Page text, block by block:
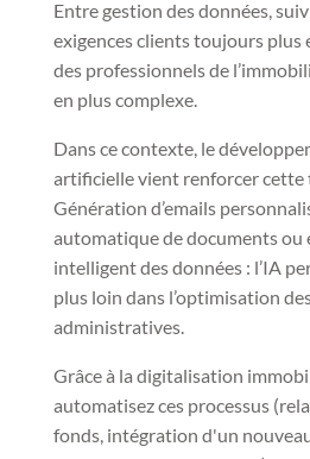
Entre gestion des données,
exigences clients toujours plus
des professionnels de
en plus complexe.
Dans ce contexte, le
artificielle vient renforcer cette
Génération d’emails
automatique de documents
intelligent des données : l’IA
plus loin dans l’optimisation
administratives.
Grâce à la digitalisation
automatisez ces processus
fonds, intégration d'un